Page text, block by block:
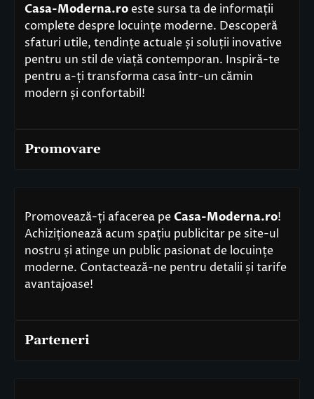
Casa-Moderna.roeste sursa ta de informații
complete despre locuințe moderne. Descoperă
sfaturi utile, tendințe actuale și soluții inovative
pentru un stil de viață contemporan. Inspiră-te
pentru a-ți transforma casa într-un cămin
modern și confortabil!
Promovare
Promovează-ți afacerea pe Casa-Moderna.ro!
Achiziționează acum spațiu publicitar pe site-ul
nostru și atinge un public pasionat de locuințe
moderne. Contactează-ne pentru detalii și tarife
avantajoase!
Parteneri